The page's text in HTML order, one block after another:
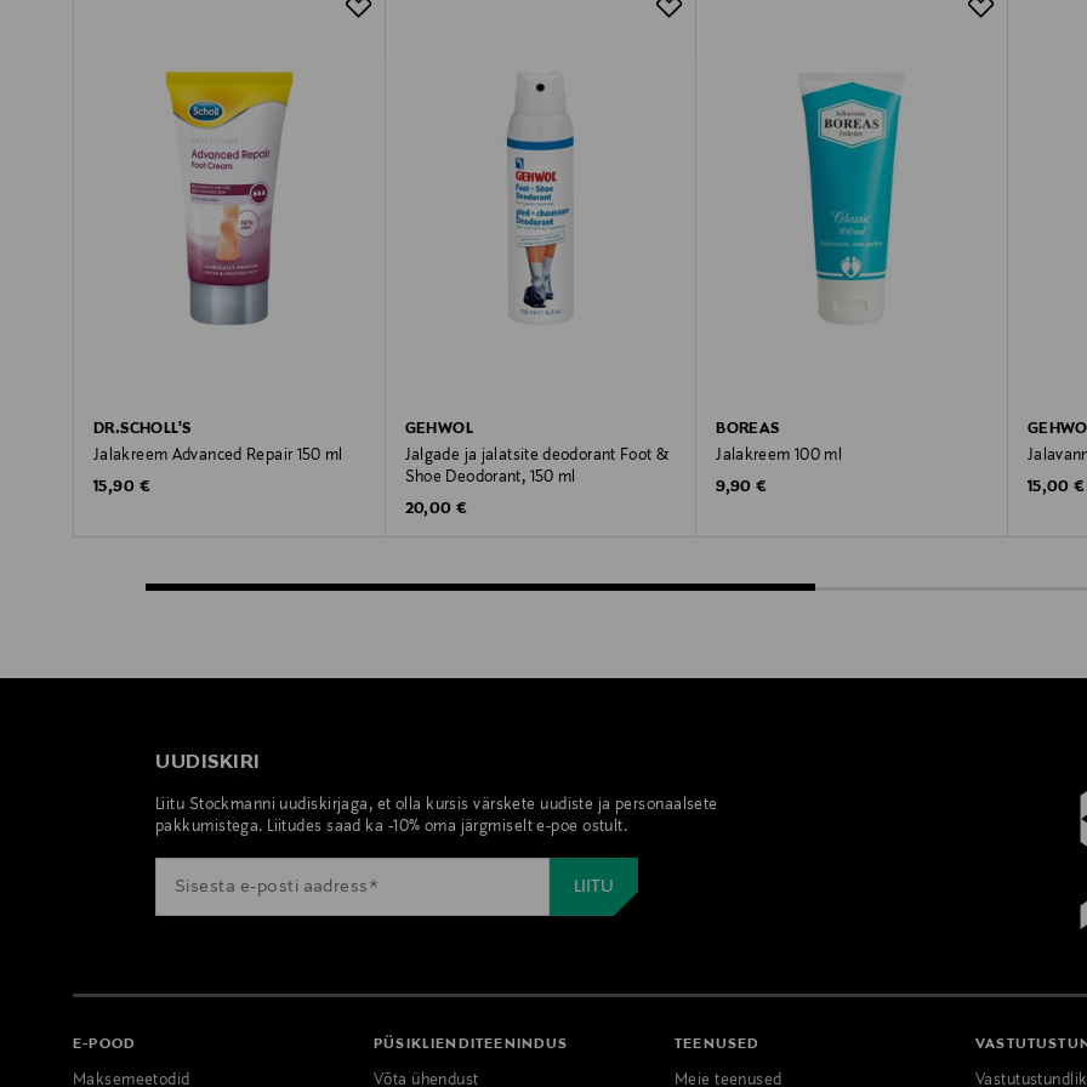
DR.SCHOLL'S
Jalakreem Advanced Repair 150 ml
Original Price
15,90 €
GEHWOL
Jalgade ja jalatsite deodorant Foot &
Shoe Deodorant, 150 ml
Original Price
20,00 €
BOREAS
Jalakreem 100 ml
Original Price
9,90 €
Original
15,00 €
UUDISKIRI
Liitu Stockmanni uudiskirjaga, et olla kursis värskete uudiste ja personaalsete
pakkumistega. Liitudes saad ka -10% oma järgmiselt e-poe ostult.
E-POOD
Maksemeetodid
PÜSIKLIENDITEENINDUS
Võta ühendust
TEENUSED
Meie teenused